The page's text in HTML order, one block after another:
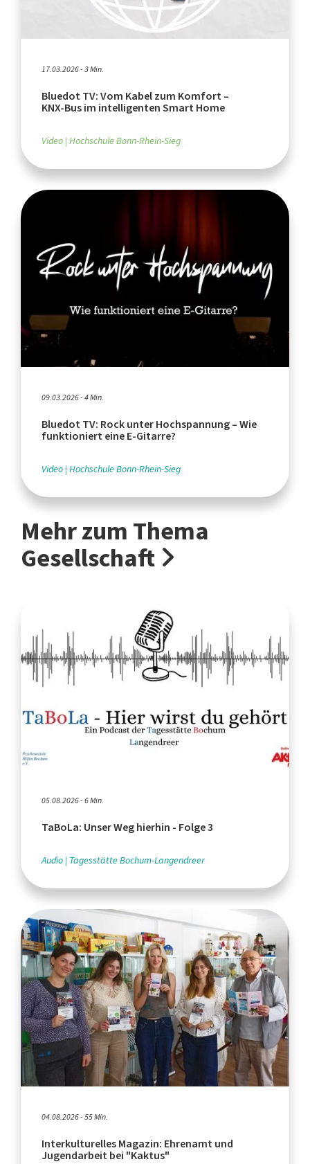
17.03.2026 - 3 Min.
Bluedot TV: Vom Kabel zum Komfort –
KNX‑Bus im intelligenten Smart Home
Video Hochschule Bonn-Rhein-Sieg
09.03.2026 - 4 Min.
Bluedot TV: Rock unter Hochspannung – Wie
funktioniert eine E-Gitarre?
Video Hochschule Bonn-Rhein-Sieg
Mehr zum Thema
Gesellschaft
05.08.2026 - 6 Min.
TaBoLa: Unser Weg hierhin - Folge 3
Audio Tagesstätte Bochum-Langendreer
04.08.2026 - 55 Min.
Interkulturelles Magazin: Ehrenamt und
Jugendarbeit bei "Kaktus"